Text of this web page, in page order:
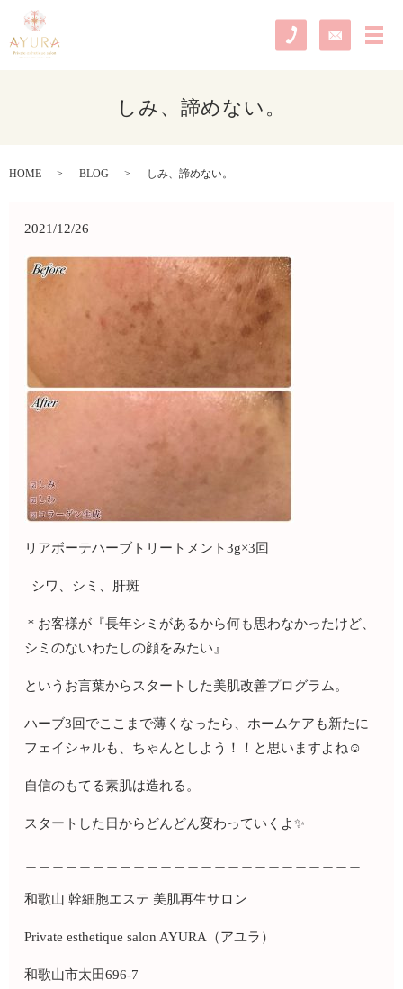
メ
しみ、諦めない。
HOME BLOG しみ、諦めない。
2021/12/26
リアボーテハーブトリートメント3g×3回
シワ、シミ、肝斑
＊お客様が『長年シミがあるから何も思わなかったけど、
シミのないわたしの顔をみたい』
というお言葉からスタートした美肌改善プログラム。
ハーブ3回でここまで薄くなったら、ホームケアも新たに
フェイシャルも、ちゃんとしよう！！と思いますよね☺️
自信のもてる素肌は造れる。
スタートした日からどんどん変わっていくよ✨
和歌山 幹細胞エステ 美肌再生サロン
Private esthetique salon AYURA（アユラ）
和歌山市太田696-7